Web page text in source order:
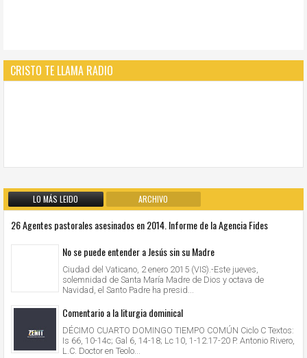
CRISTO TE LLAMA RADIO
LO MÁS LEIDO ARCHIVO
26 Agentes pastorales asesinados en 2014. Informe de la Agencia Fides
No se puede entender a Jesús sin su Madre
Ciudad del Vaticano, 2 enero 2015 (VIS).-Este jueves,
solemnidad de Santa María Madre de Dios y octava de
Navidad, el Santo Padre ha presid...
Comentario a la liturgia dominical
DÉCIMO CUARTO DOMINGO TIEMPO COMÚN Ciclo C Textos:
Is 66, 10-14c; Gal 6, 14-18; Lc 10, 1-12.17-20 P. Antonio Rivero,
L.C. Doctor en Teolo...